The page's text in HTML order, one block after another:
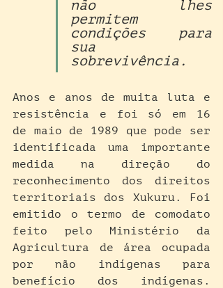
não lhes
permitem
condições para
sua
sobrevivência.
Anos e anos de muita luta e
resistência e foi só em 16
de maio de 1989 que pode ser
identificada uma importante
medida na direção do
reconhecimento dos direitos
territoriais dos Xukuru. Foi
emitido o termo de comodato
feito pelo Ministério da
Agricultura de área ocupada
por não indígenas para
benefício dos indígenas.